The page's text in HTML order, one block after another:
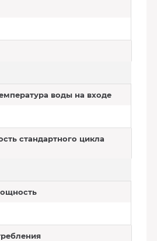
воды на входе
стандартного цикла